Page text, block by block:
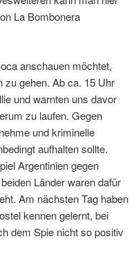
La Bombonera
anschauen möchtet,
zu gehen. Ab ca. 15 Uhr
und warnten uns davor
zu laufen. Gegen
und kriminelle
aufhalten sollte.
Argentinien gegen
Länder waren dafür
Am nächsten Tag haben
kennen gelernt, bei
dem Spie nicht so positiv